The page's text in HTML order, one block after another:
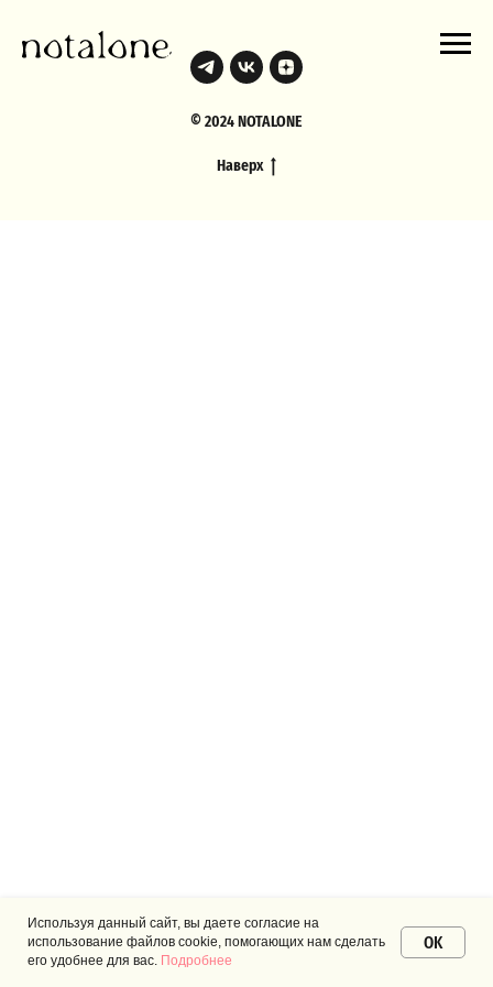
© 2024 NOTALONE
Наверх
Используя данный сайт, вы даете согласие на
использование файлов cookie, помогающих нам сделать
его удобнее для вас. Подробнее
OK